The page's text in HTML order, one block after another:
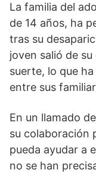
La familia del
de 14 años, ha
tras su
joven salió de
suerte, lo que
entre sus
En un llamado
su colaboración
pueda ayudar a
no se han